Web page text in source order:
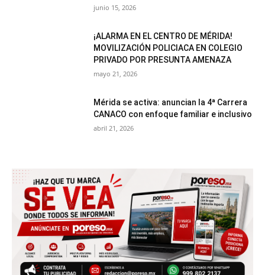
junio 15, 2026
¡ALARMA EN EL CENTRO DE MÉRIDA!
MOVILIZACIÓN POLICIACA EN COLEGIO
PRIVADO POR PRESUNTA AMENAZA
mayo 21, 2026
Mérida se activa: anuncian la 4ª Carrera
CANACO con enfoque familiar e inclusivo
abril 21, 2026